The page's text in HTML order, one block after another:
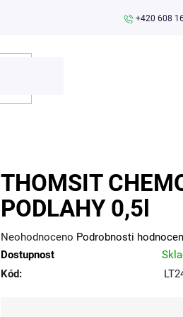
+420 608
THOMSIT
PODLAHY 0,5l
Průměrné
hodnocení
produktu
Neohodnoceno Podrobnosti
Dostupnost
Kód: